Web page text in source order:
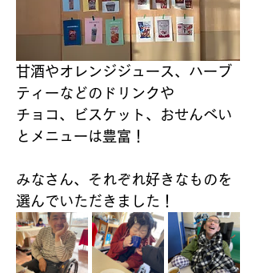
甘酒やオレンジジュース、ハーブ
ティーなどのドリンクや
チョコ、ビスケット、おせんべい
とメニューは豊富！
みなさん、それぞれ好きなものを
選んでいただきました！